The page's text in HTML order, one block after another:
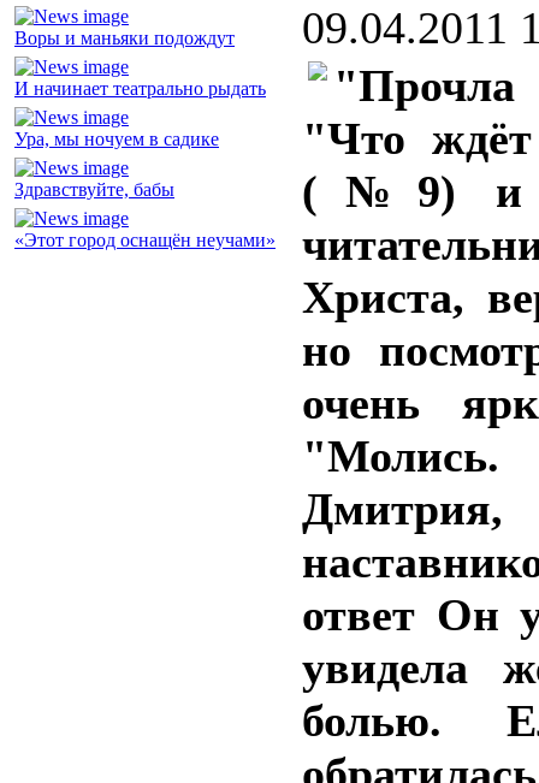
Воры и маньяки подождут
И начинает театрально рыдать
Ура, мы ночуем в садике
Здравствуйте, бабы
«Этот город оснащён неучами»
09.04.2011
"Что
(№9) и
Христа,
но
очень
"Молись.
Дмитрия,
ответ Он
увидела
болью.